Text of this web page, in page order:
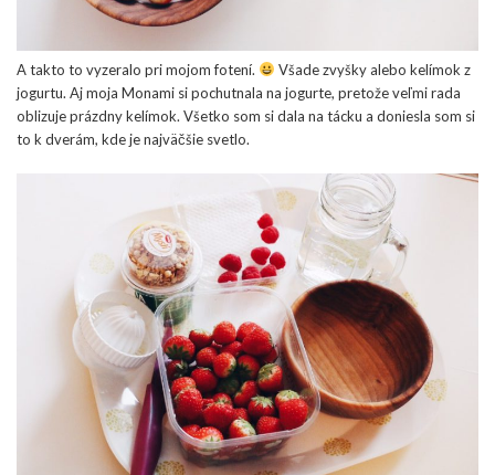
A takto to vyzeralo pri mojom fotení.
Všade zvyšky alebo kelímok z
jogurtu. Aj moja Monami si pochutnala na jogurte, pretože veľmi rada
oblizuje prázdny kelímok. Všetko som si dala na tácku a doniesla som si
to k dverám, kde je najväčšie svetlo.